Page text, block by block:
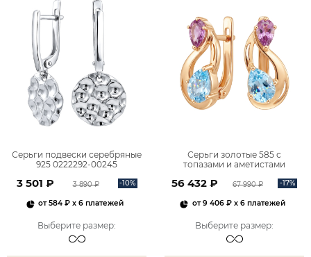
Серьги подвески серебряные
925 0222292-00245
3 501 ₽ 3 890 ₽ -10%
от584 ₽ x 6 платежей
Выберите размер:
Серьги золотые 585 с
топазами и аметистами
56 432 ₽ 67 990 ₽ -17%
от9 406 ₽x 6 платежей
Выберите размер: